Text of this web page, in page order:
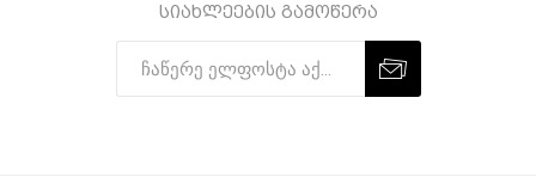
სიახლეების გამოწერა